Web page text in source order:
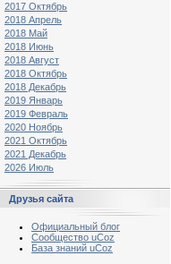
2017 Октябрь
2018 Апрель
2018 Май
2018 Июнь
2018 Август
2018 Октябрь
2018 Декабрь
2019 Январь
2019 Февраль
2020 Ноябрь
2021 Октябрь
2021 Декабрь
2026 Июль
Друзья сайта
Официальный блог
Сообщество uCoz
База знаний uCoz